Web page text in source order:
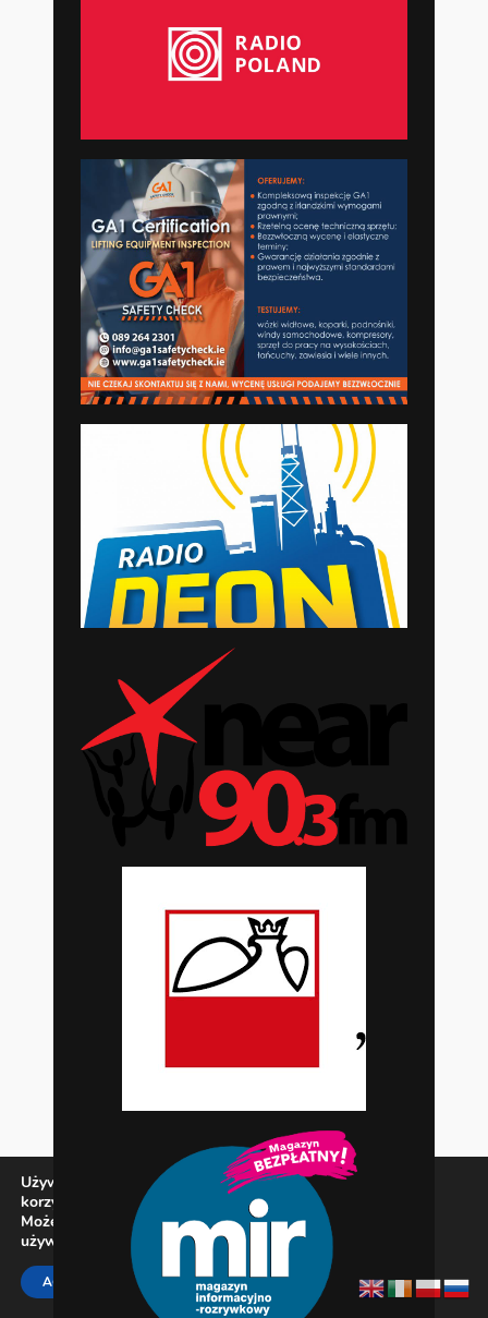
Używamy ciasteczek, aby zapewnić najlepszą jakość
korzystania z naszej witryny.
Możesz dowiedzieć się więcej o tym, jakich ciasteczek
używamy, lub wyłączyć je wustawieniach
ACCEPT REJECT SETTINGS Zamknij panel